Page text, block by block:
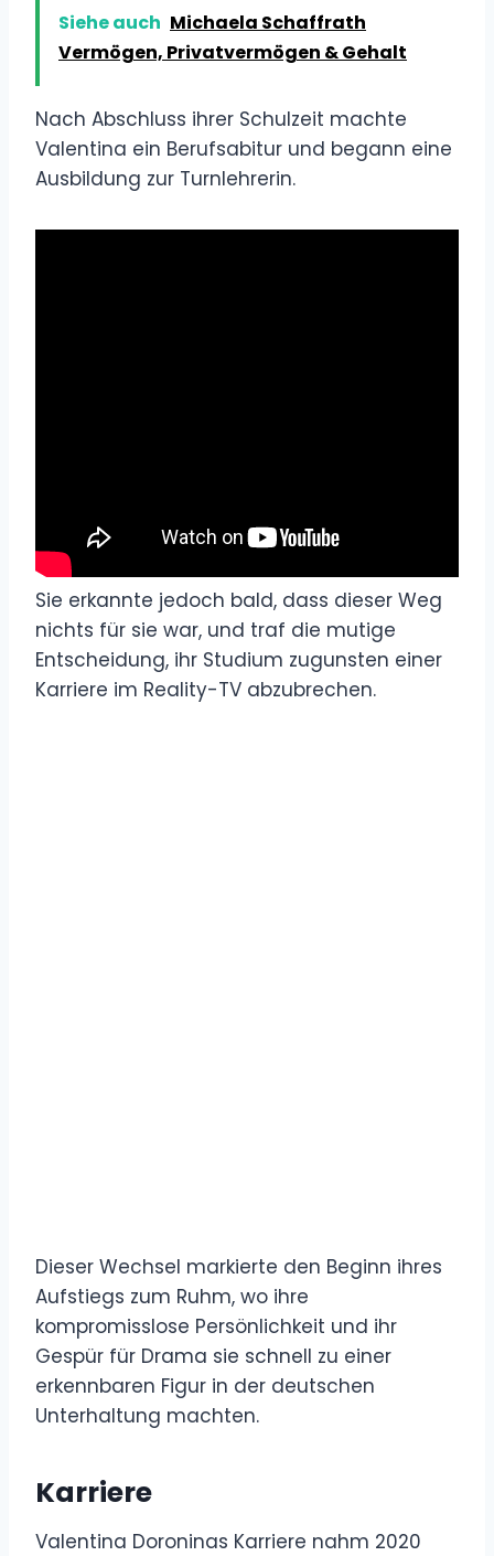
Siehe auch Michaela Schaffrath
Vermögen, Privatvermögen & Gehalt
Nach Abschluss ihrer Schulzeit machte
Valentina ein Berufsabitur und begann eine
Ausbildung zur Turnlehrerin.
Sie erkannte jedoch bald, dass dieser Weg
nichts für sie war, und traf die mutige
Entscheidung, ihr Studium zugunsten einer
Karriere im Reality-TV abzubrechen.
Dieser Wechsel markierte den Beginn ihres
Aufstiegs zum Ruhm, wo ihre
kompromisslose Persönlichkeit und ihr
Gespür für Drama sie schnell zu einer
erkennbaren Figur in der deutschen
Unterhaltung machten.
Karriere
Valentina Doroninas Karriere nahm 2020